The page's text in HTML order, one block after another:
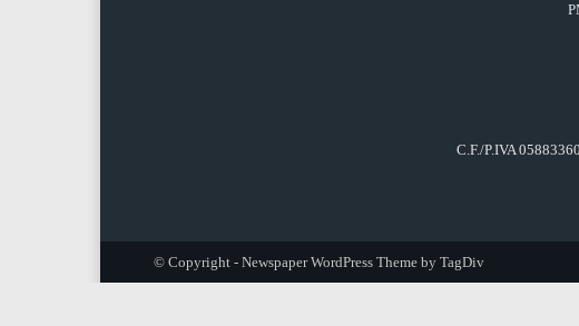
C.F./P.IVA
© Copyright - Newspaper WordPress Theme by TagDiv